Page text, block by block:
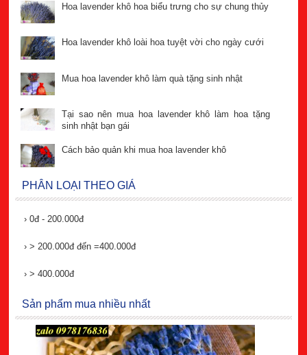
Hoa lavender khô hoa biểu trưng cho sự chung thủy
Hoa lavender khô loài hoa tuyệt vời cho ngày cưới
Mua hoa lavender khô làm quà tặng sinh nhật
Tại sao nên mua hoa lavender khô làm hoa tặng
sinh nhật bạn gái
Cách bảo quản khi mua hoa lavender khô
PHÂN LOẠI THEO GIÁ
› 0đ - 200.000đ
› > 200.000đ đến =400.000đ
› > 400.000đ
Sản phẩm mua nhiều nhất